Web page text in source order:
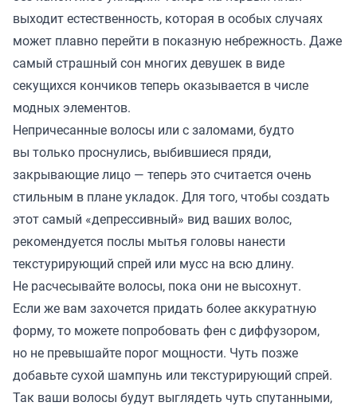
выходит естественность, которая в особых случаях
может плавно перейти в показную небрежность. Даже
самый страшный сон многих девушек в виде
секущихся кончиков теперь оказывается в числе
модных элементов.
Непричесанные волосы или с заломами, будто
вы только проснулись, выбившиеся пряди,
закрывающие лицо — теперь это считается очень
стильным в плане укладок. Для того, чтобы создать
этот самый «депрессивный» вид ваших волос,
рекомендуется послы мытья головы нанести
текстурирующий спрей или мусс на всю длину.
Не расчесывайте волосы, пока они не высохнут.
Если же вам захочется придать более аккуратную
форму, то можете попробовать фен с диффузором,
но не превышайте порог мощности. Чуть позже
добавьте сухой шампунь или текстурирующий спрей.
Так ваши волосы будут выглядеть чуть спутанными,